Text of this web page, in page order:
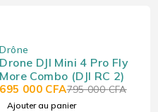
Drône
Drone DJI Mini 4 Pro Fly
More Combo (DJI RC 2)
795 000CFA
695 000 CFA
Ajouter au panier